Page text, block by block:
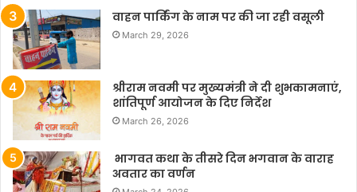
वाहन पार्किंग के नाम पर की जा रही वसूली
March 29, 2026
श्रीराम नवमी पर मुख्यमंत्री ने दी शुभकामनाएं,
शांतिपूर्ण आयोजन के दिए निर्देश
March 26, 2026
भागवत कथा के तीसरे दिन भगवान के वाराह
अवतार का वर्णन